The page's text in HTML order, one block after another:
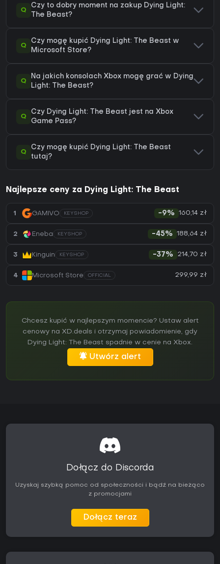
Q
Czy to dobry moment na zakup Dying Light:
The Beast?
Q
Czy mogę kupić Dying Light: The Beast w
Microsoft Store?
Q
Na jakich konsolach Xbox mogę grać w Dying
Light: The Beast?
Q
Czy Dying Light: The Beast jest na Xbox
Game Pass?
Q
Czy mogę kupić Dying Light: The Beast
tutaj?
Najlepsze ceny za Dying Light: The Beast
1 GAMIVO KEYSHOP -9% 160,14 zł
2 Eneba KEYSHOP -45% 188,64 zł
3 Kinguin KEYSHOP -37% 214,70 zł
4 Microsoft Store OFFICIAL 299,99 zł
Chcesz kupić w najlepszym momencie? Ustaw alert
cenowy na XD.deals i otrzymaj powiadomienie, gdy
Dying Light: The Beast spadnie w cenie na Xbox.
Utwórz alert
Dołącz do Discorda
Uzyskaj szybką pomoc od społeczności i bądź na bieżąco
z promocjami
Dołącz teraz